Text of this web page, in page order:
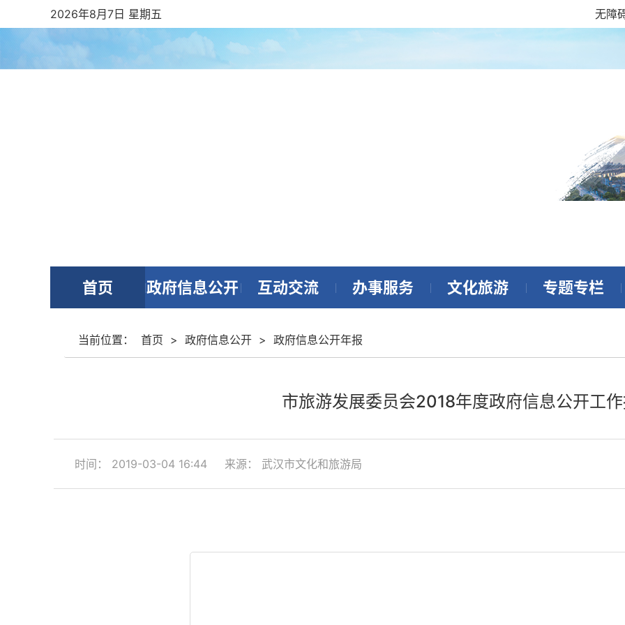
2026年8月7日 星期五 无障
首页 政府信息公开 互动交流 办事服务 文化旅游 专题专栏
当前位置： 首页 > 政府信息公开 > 政府信息公开年报
市旅游发展委员会2018年度政府信息公开工
时间： 2019-03-04 16:44 来源： 武汉市文化和旅游局